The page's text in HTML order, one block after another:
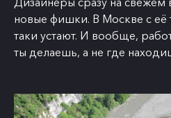
новые фишки. В Москве с её
таки устают. И вообще,
ты делаешь, а не где